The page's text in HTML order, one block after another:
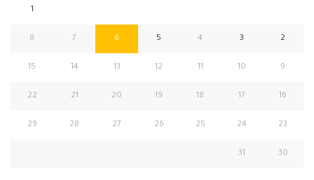
1
2
3
4
5
6
7
8
9
10
11
12
13
14
15
16
17
18
19
20
21
22
23
24
25
26
27
28
29
30
31